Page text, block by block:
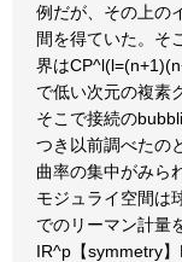
例だが、その上の
間を得ていた。そ
界は
で低い次元の複素
そこで接続の
つき以前調べたの
曲率の集中がみら
モジュライ空間は
でのリーマン計量
IR^p【symmetry